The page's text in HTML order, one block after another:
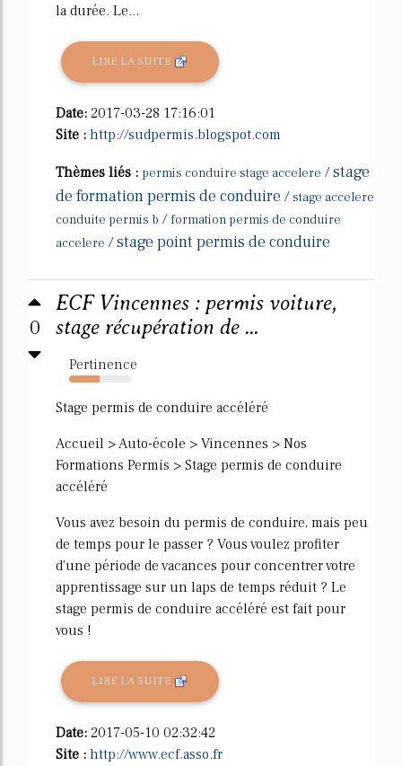
la durée. Le...
LIRE LA SUITE
Date: 2017-03-28 17:16:01
Site : http://sudpermis.blogspot.com
Thèmes liés : permis conduire stage accelere /stage
de formation permis de conduire /stage accelere
conduite permis b / formation permis de conduire
accelere /stage point permis de conduire
0
ECF Vincennes : permis voiture,
stage récupération de ...
Pertinence
48%
Stage permis de conduire accéléré
Accueil > Auto-école > Vincennes > Nos
Formations Permis > Stage permis de conduire
accéléré
Vous avez besoin du permis de conduire, mais peu
de temps pour le passer ? Vous voulez profiter
d'une période de vacances pour concentrer votre
apprentissage sur un laps de temps réduit ? Le
stage permis de conduire accéléré est fait pour
vous !
LIRE LA SUITE
Date: 2017-05-10 02:32:42
Site : http://www.ecf.asso.fr